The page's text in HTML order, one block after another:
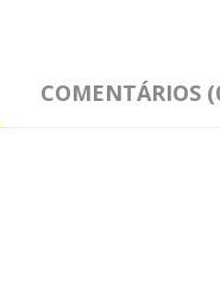
COMENTÁRIOS